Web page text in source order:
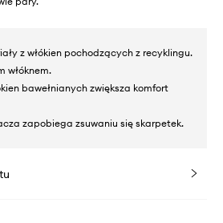
z włókien pochodzących z recyklingu.
włóknem.
bawełnianych zwiększa komfort
zapobiega zsuwaniu się skarpetek.